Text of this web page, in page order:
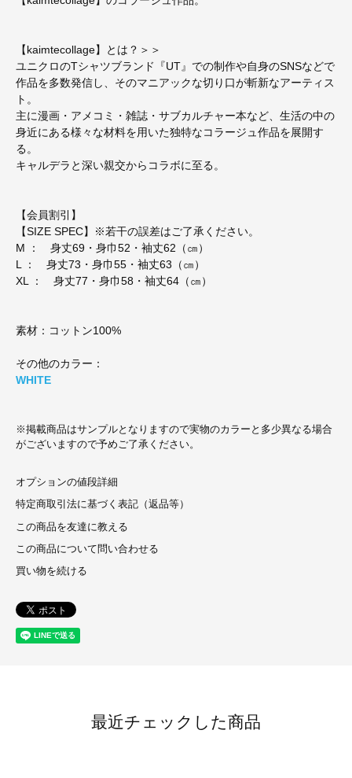
【kaimtecollage】とは？＞＞
ユニクロのTシャツブランド『UT』での制作や自身のSNSなどで
作品を多数発信し、そのマニアックな切り口が斬新なアーティス
ト。
主に漫画・アメコミ・雑誌・サブカルチャー本など、生活の中の
身近にある様々な材料を用いた独特なコラージュ作品を展開す
る。
キャルデラと深い親交からコラボに至る。
【会員割引】
【SIZE SPEC】※若干の誤差はご了承ください。
M ： 身丈69・身巾52・袖丈62（㎝）
L ： 身丈73・身巾55・袖丈63（㎝）
XL ： 身丈77・身巾58・袖丈64（㎝）
素材：コットン100%
その他のカラー：
WHITE
※掲載商品はサンプルとなりますので実物のカラーと多少異なる場合
がございますので予めご了承ください。
オプションの値段詳細
特定商取引法に基づく表記（返品等）
この商品を友達に教える
この商品について問い合わせる
買い物を続ける
最近チェックした商品